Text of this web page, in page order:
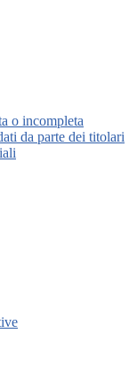
o incompleta
da parte dei titolari